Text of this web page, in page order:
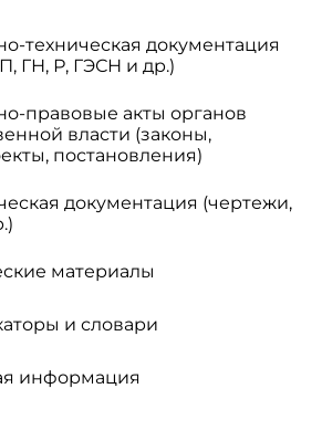
техническая документация
ГН, Р, ГЭСН и др.)
правовые акты органов
власти (законы,
постановления)
документация (чертежи,
материалы
и словари
информация